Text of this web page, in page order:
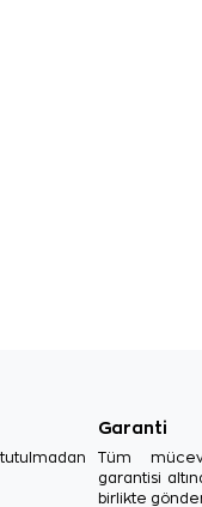
Garanti
Tüm
garantisi
birlikte